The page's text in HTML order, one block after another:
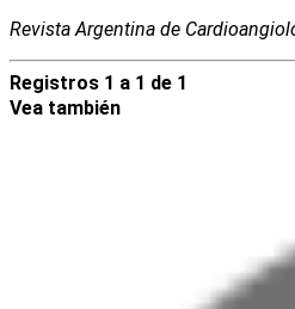
Revista Argentina de
Registros 1 a 1 de 1
Vea también